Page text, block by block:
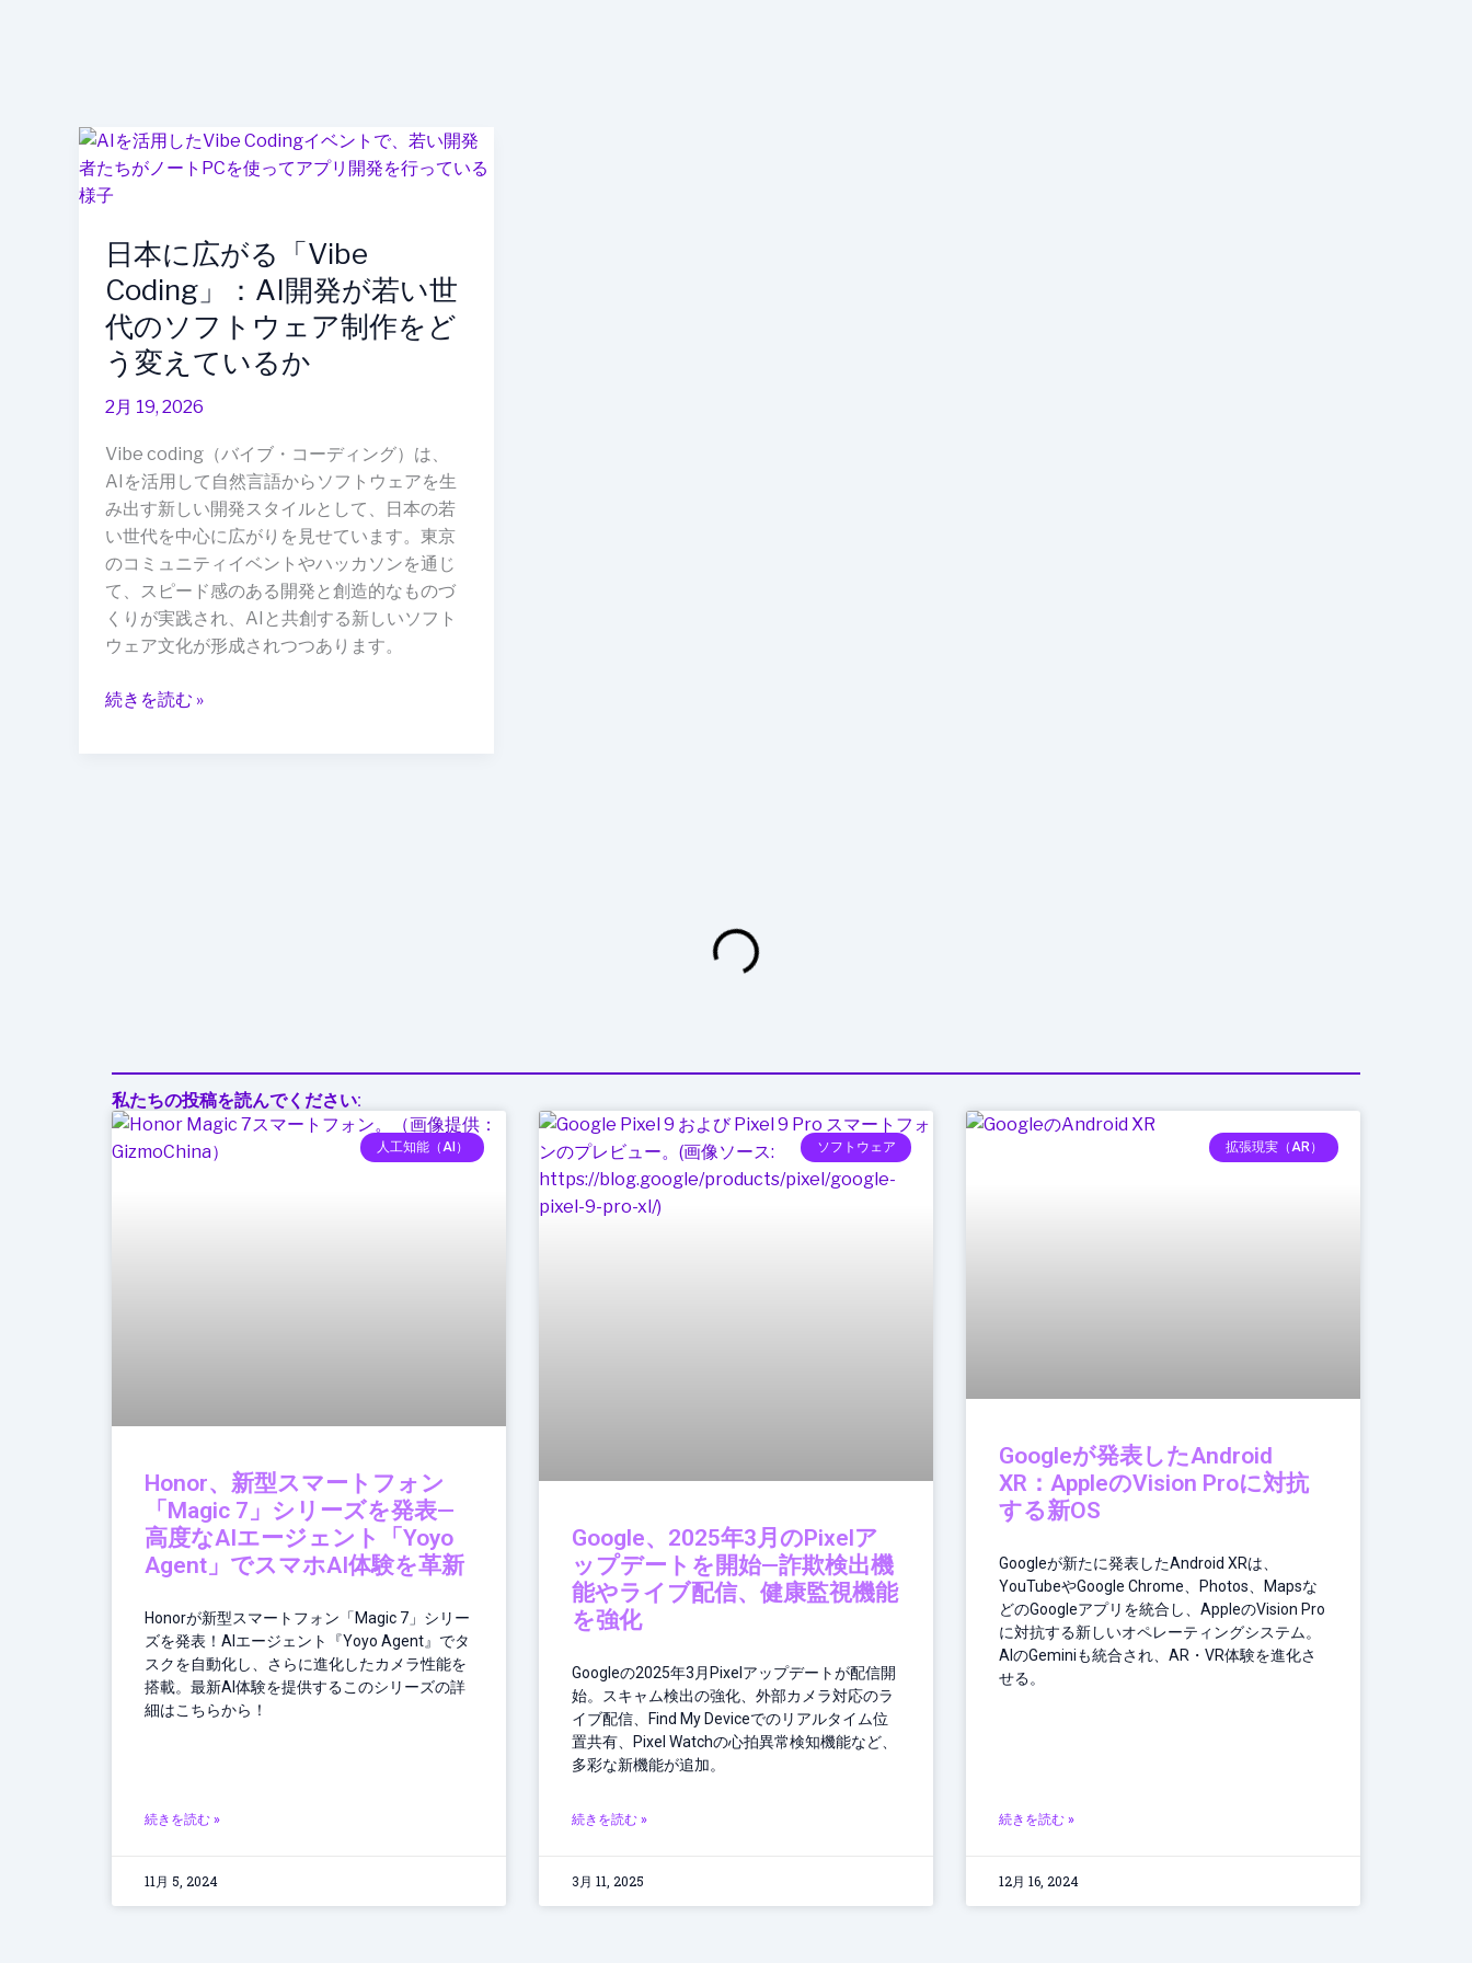
日本に広がる「Vibe
Coding」：AI開発が若い世
代のソフトウェア制作をど
う変えているか
2月 19, 2026
Vibe coding（バイブ・コーディング）は、
AIを活用して自然言語からソフトウェアを生
み出す新しい開発スタイルとして、日本の若
い世代を中心に広がりを見せています。東京
のコミュニティイベントやハッカソンを通じ
て、スピード感のある開発と創造的なものづ
くりが実践され、AIと共創する新しいソフト
ウェア文化が形成されつつあります。
日
本
に
が
る
「Vibe
Coding」：
AI
発
世
代
の
ソ
フ
ト
ウ
ェ
続きを読む »
私たちの投稿を読んでください:
人工知能（AI）
Honor、新型スマートフォン
「Magic 7」シリーズを発表—
高度なAIエージェント「Yoyo
Agent」でスマホAI体験を革新
Honorが新型スマートフォン「Magic 7」シリー
ズを発表！AIエージェント『Yoyo Agent』でタ
スクを自動化し、さらに進化したカメラ性能を
搭載。最新AI体験を提供するこのシリーズの詳
細はこちらから！
続きを読む »
11月 5, 2024
ソフトウェア
Google、2025年3月のPixelア
ップデートを開始—詐欺検出機
能やライブ配信、健康監視機能
を強化
Googleの2025年3月Pixelアップデートが配信開
始。スキャム検出の強化、外部カメラ対応のラ
イブ配信、Find My Deviceでのリアルタイム位
置共有、Pixel Watchの心拍異常検知機能など、
多彩な新機能が追加。
続きを読む »
3月 11, 2025
拡張現実（AR）
Googleが発表したAndroid
XR：AppleのVision Proに対抗
する新OS
Googleが新たに発表したAndroid XRは、
YouTubeやGoogle Chrome、Photos、Mapsな
どのGoogleアプリを統合し、AppleのVision Pro
に対抗する新しいオペレーティングシステム。
AIのGeminiも統合され、AR・VR体験を進化さ
せる。
続きを読む »
12月 16, 2024